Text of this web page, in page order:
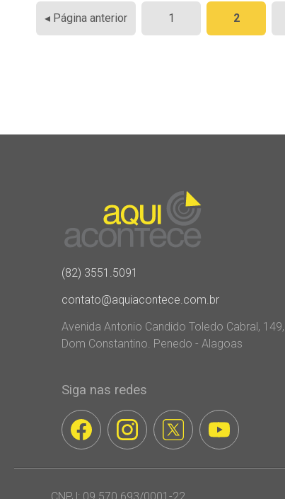
Paginação
de
◂ Página anterior 1 2
(82) 3551.5091
contato@aquiacontece.com.br
Avenida Antonio Candido Toledo Cabral, 149,
Dom Constantino. Penedo - Alagoas
Siga nas redes
CNPJ: 09.570.693/0001-22